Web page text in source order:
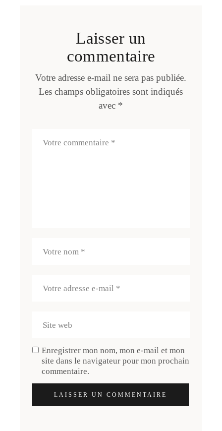
Laisser un
commentaire
Votre adresse e-mail ne sera pas publiée.
Les champs obligatoires sont indiqués
avec *
Enregistrer mon nom, mon e-mail et mon
site dans le navigateur pour mon prochain
commentaire.
LAISSER UN COMMENTAIRE